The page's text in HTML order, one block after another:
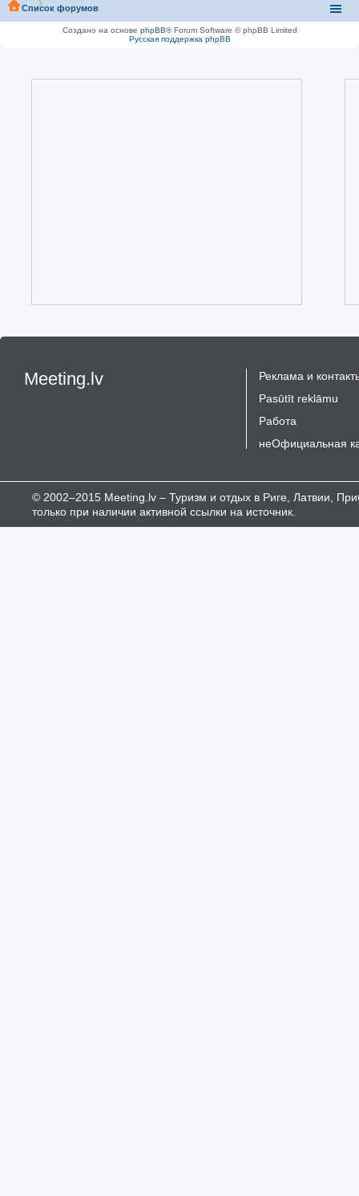
Список форумов
Создано на основе phpBB® Forum Software © phpBB Limited
Русская поддержка phpBB
Meeting.lv
Реклама и
Pasūtīt reklāmu
Работа
неОфициальная
© 2002–2015 Meeting.lv – Туризм и отдых в Риге, Латвии,
только при наличии активной ссылки на источник.